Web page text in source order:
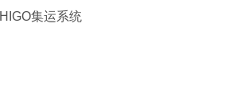
HIGO集运系统